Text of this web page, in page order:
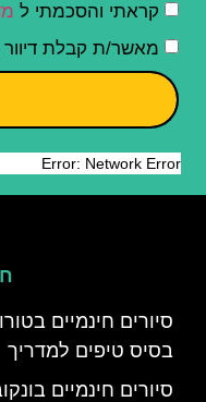
קראתי והסכמתי ל
מאשר/ת קבלת דיוור
בסיס טיפים למדריך